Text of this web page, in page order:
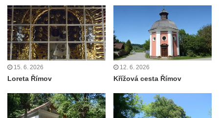
Lahošti
Kostel svatého Mikuláše v Mikulášovicích
Kaple Tří otců v Mikulášovicích
Kaple Matky Boží v Mikulášovicích
Kaple Andělů strážných (Fürleova kaple) v
Mikulášovicích
Balzerova kaple v Mikulášovicích
Kostel svatého Václava ve Šluknově
15. 6. 2026
Loreta Římov
12. 6. 2026
Křížová cesta Římov